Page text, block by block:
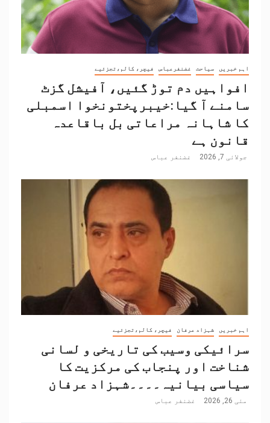
اہم خبریں سیاحت غضنفرعباس فیچر، کالم،تجزئیے
افواہیں دم توڑ گئیں، آفیشل گزٹ
سامنے آ گیا:خیبرپختونخوا اسمبلی
کا شاہانہ مراعاتی بل باقاعدہ
قانون ہے
جولائی 7, 2026 غضنفر عباس
اہم خبریں شہزاد عرفان فیچر، کالم،تجزئیے
سرائیکی وسیب کی تاریخی و لسانی
شناخت اور پنجاب کی مرکزیت کا
سیاسی بیانیہ۔۔۔۔شہزاد عرفان
مئی 26, 2026 غضنفر عباس